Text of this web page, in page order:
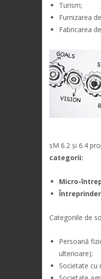
Turism;
Furnizarea
Fabricarea
sM 6.2 și 6.4
categorii:
Micro-
Categoriile de
Persoană
ulterioare);
Societate cu